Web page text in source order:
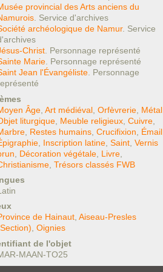
provincial des Arts anciens du
. Service d'archives
archéologique de Namur. Service
Christ. Personnage représenté
Marie. Personnage représenté
Jean l'Évangéliste. Personnage
Âge Art médiéval Orfèvrerie Métal
liturgique Meuble religieux Cuivre
Restes humains Crucifixion Émail
Inscription latine Saint Vernis
Décoration végétale Livre
Trésors classés FWB
de Hainaut, Aiseau-Presles
, Oignies
de l'objet
MAAN-TO25